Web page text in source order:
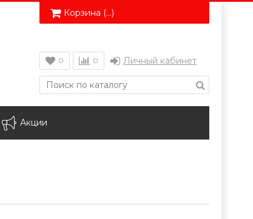
Корзина (…)
0 0 Личный кабинет
Акции